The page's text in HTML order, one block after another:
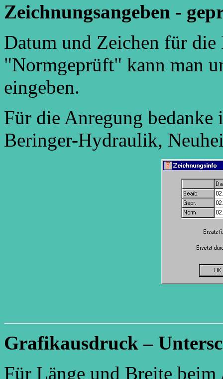
Zeichnungsangeben -
Datum und Zeichen für
"Normgeprüft" kann man
eingeben.
Für die Anregung
Beringer-Hydraulik,
Grafikausdruck –
Für Länge und Breite